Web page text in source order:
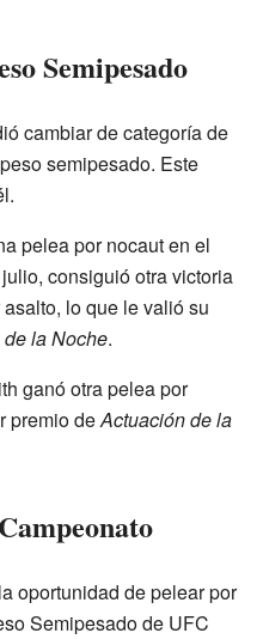
Semipesado
cambiar de categoría de
semipesado. Este
pelea por nocaut en el
consiguió otra victoria
lo que le valió su
la Noche.
ganó otra pelea por
premio deActuación de la
oportunidad de pelear por
Semipesado de UFC